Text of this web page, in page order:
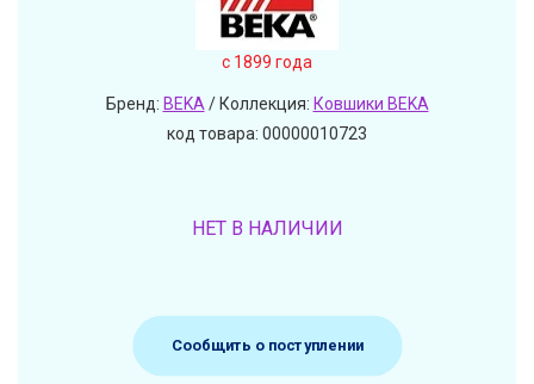
c 1899 года
Бренд: BEKA/ Коллекция: Ковшики BEKA
код товара: 00000010723
НЕТ В НАЛИЧИИ
Сообщить о поступлении